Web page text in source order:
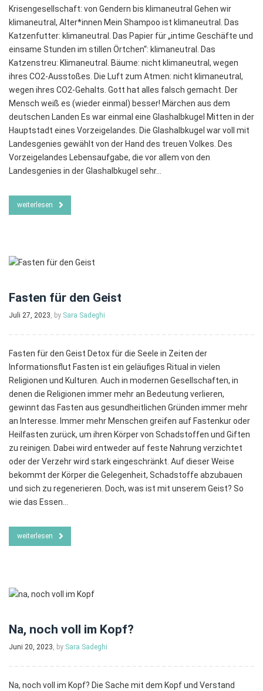
Krisengesellschaft: von Gendern bis klimaneutral Gehen wir
klimaneutral, Alter*innen Mein Shampoo ist klimaneutral. Das
Katzenfutter: klimaneutral. Das Papier für „intime Geschäfte und
einsame Stunden im stillen Örtchen“: klimaneutral. Das
Katzenstreu: Klimaneutral. Bäume: nicht klimaneutral, wegen
ihres CO2-Ausstoßes. Die Luft zum Atmen: nicht klimaneutral,
wegen ihres CO2-Gehalts. Gott hat alles falsch gemacht. Der
Mensch weiß es (wieder einmal) besser! Märchen aus dem
deutschen Landen Es war einmal eine Glashalbkugel Mitten in der
Hauptstadt eines Vorzeigelandes. Die Glashalbkugel war voll mit
Landesgenies gewählt von der Hand des treuen Volkes. Des
Vorzeigelandes Lebensaufgabe, die vor allem von den
Landesgenies in der Glashalbkugel sehr…
weiterlesen
Fasten für den Geist
Juli 27, 2023, by Sara Sadeghi
Fasten für den Geist Detox für die Seele in Zeiten der
Informationsflut Fasten ist ein geläufiges Ritual in vielen
Religionen und Kulturen. Auch in modernen Gesellschaften, in
denen die Religionen immer mehr an Bedeutung verlieren,
gewinnt das Fasten aus gesundheitlichen Gründen immer mehr
an Interesse. Immer mehr Menschen greifen auf Fastenkur oder
Heilfasten zurück, um ihren Körper von Schadstoffen und Giften
zu reinigen. Dabei wird entweder auf feste Nahrung verzichtet
oder der Verzehr wird stark eingeschränkt. Auf dieser Weise
bekommt der Körper die Gelegenheit, Schadstoffe abzubauen
und sich zu regenerieren. Doch, was ist mit unserem Geist? So
wie das Essen…
weiterlesen
Na, noch voll im Kopf?
Juni 20, 2023, by Sara Sadeghi
Na, noch voll im Kopf? Die Sache mit dem Kopf und Verstand